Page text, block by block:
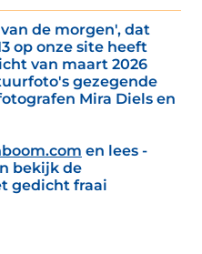
de morgen', dat
op onze site heeft
van maart 2026
gezegende
Mira Diels en
en lees -
bekijk de
gedicht fraai